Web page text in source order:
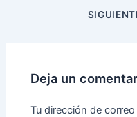
Deja un
Tu dirección de